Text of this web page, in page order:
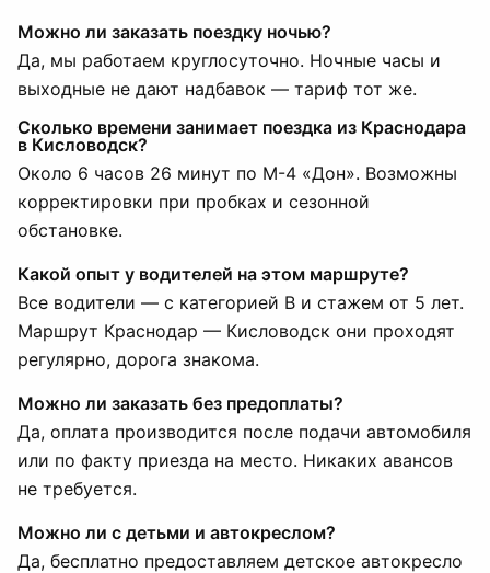
Можно ли заказать поездку ночью?
Да, мы работаем круглосуточно. Ночные часы и
выходные не дают надбавок — тариф тот же.
Сколько времени занимает поездка из Краснодара
в Кисловодск?
Около 6 часов 26 минут по М-4 «Дон». Возможны
корректировки при пробках и сезонной
обстановке.
Какой опыт у водителей на этом маршруте?
Все водители — с категорией B и стажем от 5 лет.
Маршрут Краснодар — Кисловодск они проходят
регулярно, дорога знакома.
Можно ли заказать без предоплаты?
Да, оплата производится после подачи автомобиля
или по факту приезда на место. Никаких авансов
не требуется.
Можно ли с детьми и автокреслом?
Да, бесплатно предоставляем детское автокресло